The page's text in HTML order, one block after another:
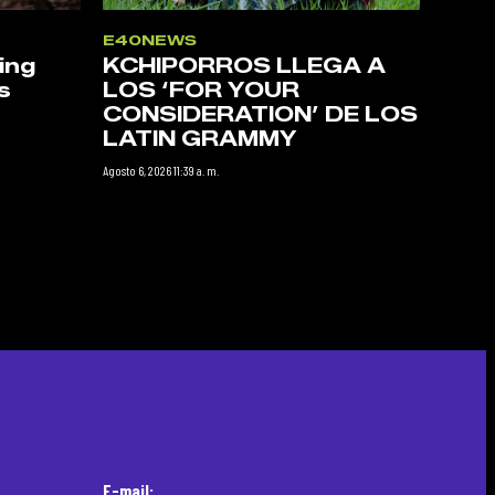
E40NEWS
KCHIPORROS LLEGA A
LOS ‘FOR YOUR
CONSIDERATION’ DE LOS
LATIN GRAMMY
Agosto 6, 2026 11:39 a. m.
E-mail: